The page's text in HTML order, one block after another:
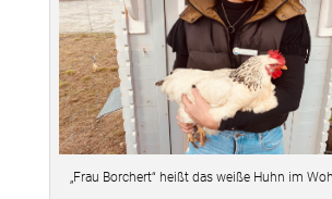
„Frau Borchert“ heißt das weiße Huhn im